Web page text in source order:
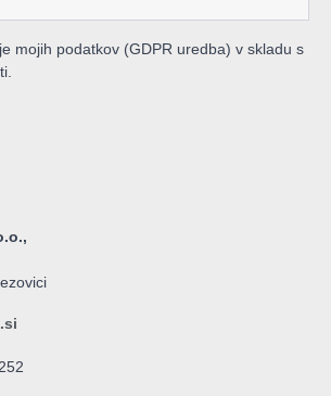
mojih podatkov (GDPR uredba) v skladu s